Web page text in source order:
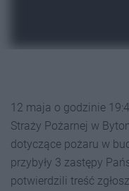
12 maja o godzinie
Straży Pożarnej w
dotyczące pożaru w
przybyły 3 zastępy
potwierdzili treść